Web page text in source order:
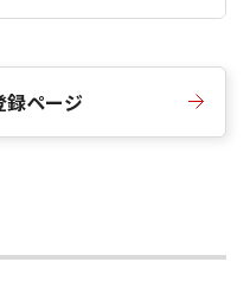
ページ